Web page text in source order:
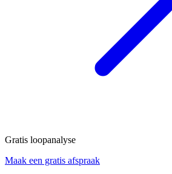
Gratis loopanalyse
Maak een gratis afspraak